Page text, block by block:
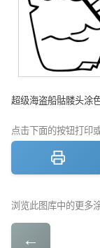
超级海盗船骷髅头涂
点击下面的按钮打印
浏览此图库中的更多
←